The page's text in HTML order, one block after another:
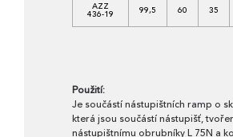
AZZ
436-19 99,5 60 35
Použití:
Je součástí nástupištních ramp o
která jsou součástí nástupišť,
nástupištnímu obrubníky L 75N a